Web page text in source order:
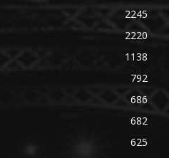
2245
2220
1138
792
686
682
625